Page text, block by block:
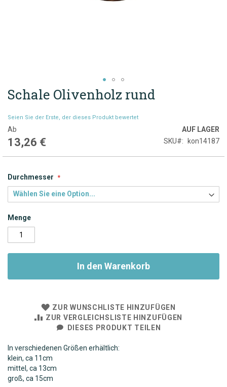
Zum
Anfang
springen
Schale Olivenholz rund
Seien Sie der Erste, der dieses Produkt bewertet
Ab
13,26 €
AUF LAGER
SKU
kon14187
Durchmesser
Menge
In den Warenkorb
ZUR WUNSCHLISTE HINZUFÜGEN
ZUR VERGLEICHSLISTE HINZUFÜGEN
DIESES PRODUKT TEILEN
In verschiedenen Größen erhältlich:
klein, ca 11cm
mittel, ca 13cm
groß, ca 15cm